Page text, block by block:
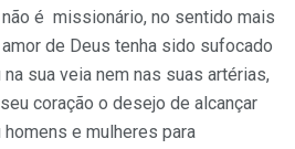
é missionário, no sentido mais
de Deus tenha sido sufocado
sua veia nem nas suas artérias,
coração o desejo de alcançar
e mulheres para